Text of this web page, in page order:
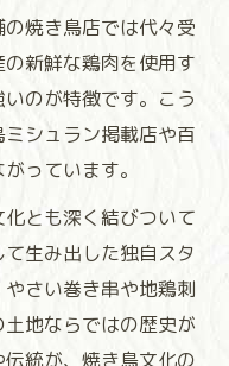
る理由
に進化した背景
との食材と工夫
見る地域性の面白
伝統の味わい
ードになった理由
深さ
比べ体験のポイン
焼き鳥店では代々受
新鮮な鶏肉を使用す
のが特徴です。こう
シュラン掲載店や百
っています。
とも深く結びついて
生み出した独自スタ
さい巻き串や地鶏刺
地ならではの歴史が
統が、焼き鳥文化の